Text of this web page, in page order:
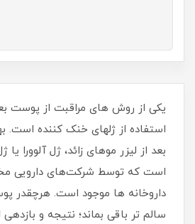
یکی از روش های مراقبت از پوست
استفاده از ژلهای خنک کننده است.
بعد از لیزر موهای زائد، ژل آلوورا یا
است که توسط شرکت‌های دارویی
داروخانه ها موجود است. هرچقدر
سالم تر باقی بماند؛ نتیجه و بازدهی